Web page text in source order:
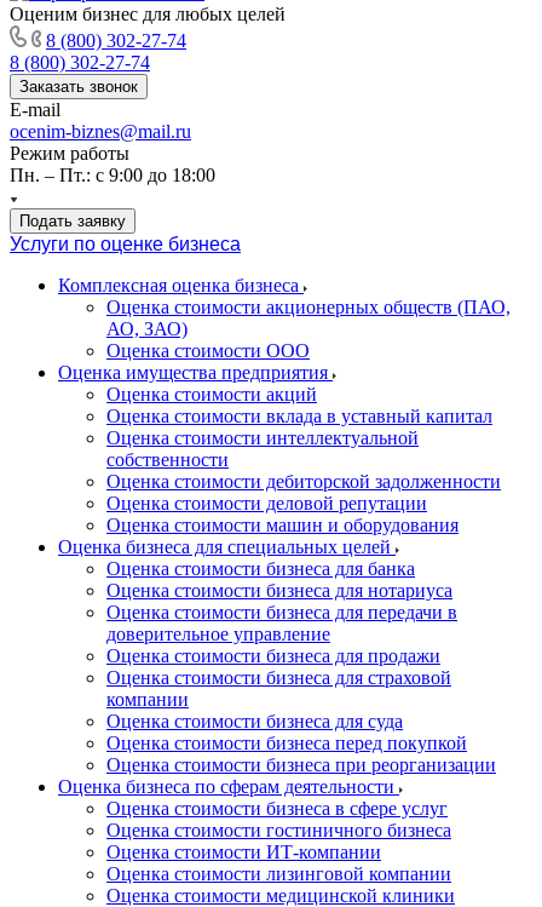
Оценим бизнес для любых целей
8 (800) 302-27-74
8 (800) 302-27-74
Заказать звонок
E-mail
ocenim-biznes@mail.ru
Режим работы
Пн. – Пт.: с 9:00 до 18:00
Подать заявку
Услуги по оценке бизнеса
Комплексная оценка бизнеса
Оценка стоимости акционерных обществ (ПАО,
АО, ЗАО)
Оценка стоимости ООО
Оценка имущества предприятия
Оценка стоимости акций
Оценка стоимости вклада в уставный капитал
Оценка стоимости интеллектуальной
собственности
Оценка стоимости дебиторской задолженности
Оценка стоимости деловой репутации
Оценка стоимости машин и оборудования
Оценка бизнеса для специальных целей
Оценка стоимости бизнеса для банка
Оценка стоимости бизнеса для нотариуса
Оценка стоимости бизнеса для передачи в
доверительное управление
Оценка стоимости бизнеса для продажи
Оценка стоимости бизнеса для страховой
компании
Оценка стоимости бизнеса для суда
Оценка стоимости бизнеса перед покупкой
Оценка стоимости бизнеса при реорганизации
Оценка бизнеса по сферам деятельности
Оценка стоимости бизнеса в сфере услуг
Оценка стоимости гостиничного бизнеса
Оценка стоимости ИТ-компании
Оценка стоимости лизинговой компании
Оценка стоимости медицинской клиники